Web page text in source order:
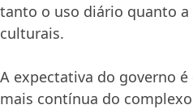
tanto o uso diário quanto a
culturais.
A expectativa do governo
mais contínua do